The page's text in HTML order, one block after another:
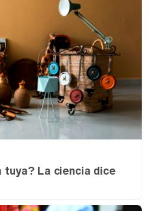
tuya? La ciencia dice